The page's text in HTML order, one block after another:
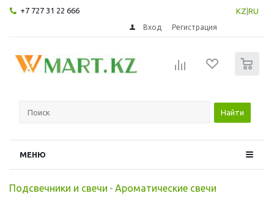
+7 727 31 22 666 KZ RU
Вход Регистрация
Найти
МЕНЮ
Подсвечники и свечи - Ароматические свечи